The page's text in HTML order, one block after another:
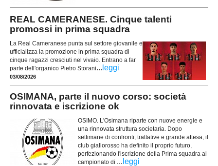
REAL CAMERANESE. Cinque talenti
promossi in prima squadra
La Real Cameranese punta sul settore giovanile e
ufficializza la promozione in prima squadra di
cinque ragazzi cresciuti nel vivaio. Entrano a far
parte dell'organico Pietro Storani... leggi
03/08/2026
OSIMANA, parte il nuovo corso: società
rinnovata e iscrizione ok
OSIMO. L'Osimana riparte con nuove energie e
una rinnovata struttura societaria. Dopo
settimane di confronti, trattative e grande attesa, il
club giallorosso ha definito il proprio futuro,
perfezionando l'iscrizione della Prima squadra al
campionato di ... leggi